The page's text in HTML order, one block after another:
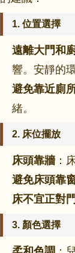
1. 位置選擇
遠離大門和
響。安靜的
避免靠近廁
緒。
2. 床位擺放
床頭靠牆 ：
避免床頭靠
床不宜正對門
3. 顏色選擇